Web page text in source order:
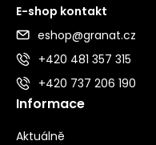
E-shop kontakt
eshop@granat.cz
+420 481 357 315
+420 737 206 190
Informace
Aktuálně